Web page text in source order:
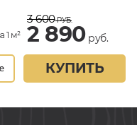
1 м²
3 600РУБ.
2 890руб.
КУПИТЬ